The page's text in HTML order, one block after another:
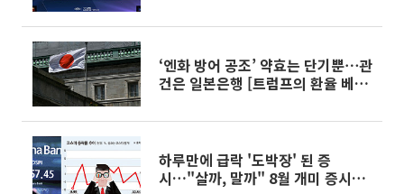
‘엔화 방어 공조’ 약효는 단기뿐⋯관
건은 일본은행 [트럼프의 환율 베팅
하루만에 급락 '도박장' 된 증
시…"살까, 말까" 8월 개미 증시전